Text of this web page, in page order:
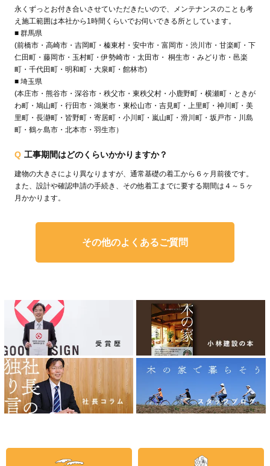
永くずっとお付き合いさせていただきたいので、メンテナンスのことも考
え施工範囲は本社から1時間くらいでお伺いできる所としています。
■ 群馬県
(前橋市・高崎市・吉岡町・榛東村・安中市・富岡市・渋川市・甘楽町・下
仁田町・藤岡市・玉村町・伊勢崎市・太田市・ 桐生市・みどり市・邑楽
町・千代田町・明和町・大泉町・館林市)
■ 埼玉県
(本庄市・熊谷市・深谷市・秩父市・東秩父村・小鹿野町・横瀬町・ときが
わ町・鳩山町・行田市・鴻巣市・東松山市・吉見町・上里町・神川町・美
里町・長瀞町・皆野町・寄居町・小川町・嵐山町・滑川町・坂戸市・川島
町・鶴ヶ島市・北本市・羽生市）
Q 工事期間はどのくらいかかりますか？
建物の大きさにより異なりますが、通常基礎の着工から６ヶ月前後です。
また、設計や確認申請の手続き、その他着工までに要する期間は４～５ヶ
月かかります。
その他のよくあるご質問